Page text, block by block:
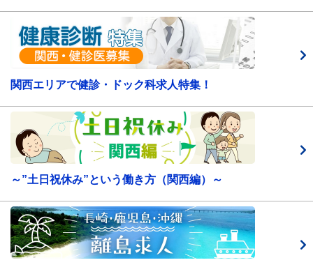
関西エリアで健診・ドック科求人特集！
～”土日祝休み”という働き方（関西編）～